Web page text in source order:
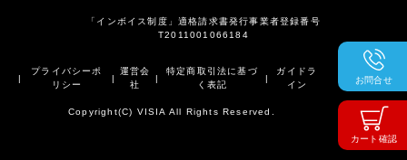
カート確認
お問合せ
「インボイス制度」適格請求書発行事業者登録番号
T2011001066184
|
プライバシーポ
リシー
|
運営会
社
|
特定商取引法に基づ
く表記
|
ガイドラ
イン
Copyright(C) VISIA All Rights Reserved.